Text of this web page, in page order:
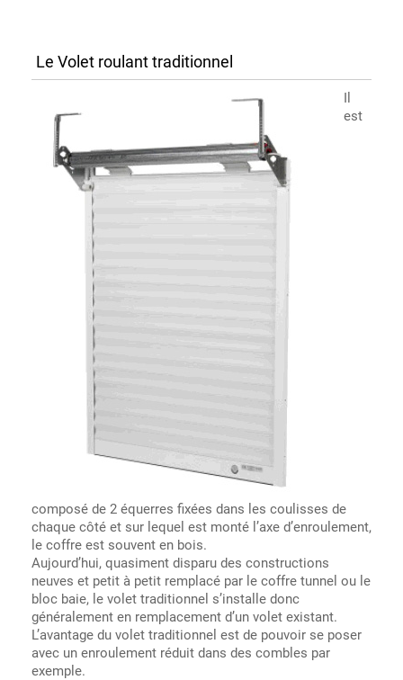
Le Volet roulant traditionnel
Il
est
composé de 2 équerres fixées dans les coulisses de
chaque côté et sur lequel est monté l’axe d’enroulement,
le coffre est souvent en bois.
Aujourd’hui, quasiment disparu des constructions
neuves et petit à petit remplacé par le coffre tunnel ou le
bloc baie, le volet traditionnel s’installe donc
généralement en remplacement d’un volet existant.
L’avantage du volet traditionnel est de pouvoir se poser
avec un enroulement réduit dans des combles par
exemple.